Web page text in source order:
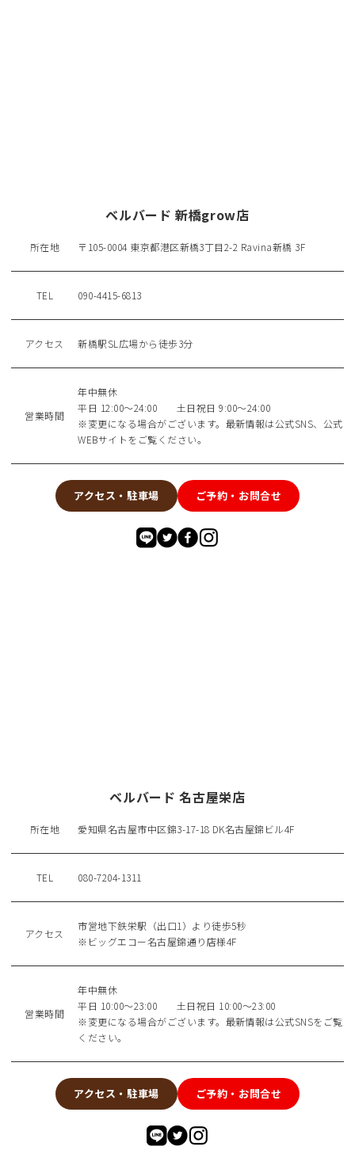
ベルバード 新橋grow店
所在地 〒105-0004 東京都港区新橋3丁目2-2 Ravina新橋 3F
TEL 090-4415-6813
アクセス 新橋駅SL広場から徒歩3分
営業時間
年中無休
平日 12:00～24:00 土日祝日 9:00～24:00
※変更になる場合がございます。最新情報は公式SNS、公式
WEBサイトをご覧ください。
アクセス・駐車場 ご予約・お問合せ
ベルバード 名古屋栄店
所在地 愛知県名古屋市中区錦3-17-18 DK名古屋錦ビル4F
TEL 080-7204-1311
アクセス
市営地下鉄栄駅（出口1）より徒歩5秒
※ビッグエコー名古屋錦通り店様4F
営業時間
年中無休
平日 10:00〜23:00 土日祝日 10:00〜23:00
※変更になる場合がございます。最新情報は公式SNSをご覧
ください。
アクセス・駐車場 ご予約・お問合せ